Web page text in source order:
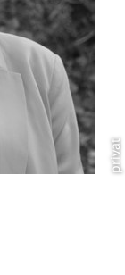
privat